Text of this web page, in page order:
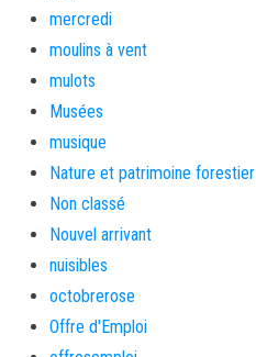
mercredi
moulins à vent
mulots
Musées
musique
Nature et patrimoine forestier
Non classé
Nouvel arrivant
nuisibles
octobrerose
Offre d'Emploi